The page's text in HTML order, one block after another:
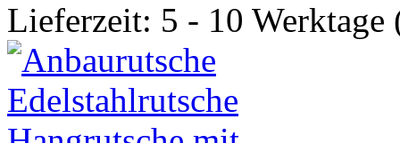
Lieferzeit: 5 - 10 Werktage